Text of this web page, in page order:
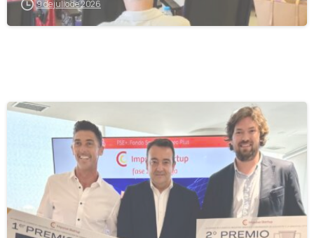
9 de julio de 2026